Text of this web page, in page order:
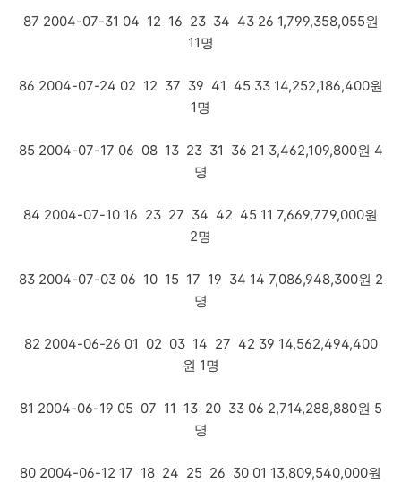
87 2004-07-31 04 12 16 23 34 43 26 1,799,358,055원
11명
86 2004-07-24 02 12 37 39 41 45 33 14,252,186,400원
1명
85 2004-07-17 06 08 13 23 31 36 21 3,462,109,800원 4
명
84 2004-07-10 16 23 27 34 42 45 11 7,669,779,000원
2명
83 2004-07-03 06 10 15 17 19 34 14 7,086,948,300원 2
명
82 2004-06-26 01 02 03 14 27 42 39 14,562,494,400
원 1명
81 2004-06-19 05 07 11 13 20 33 06 2,714,288,880원 5
명
80 2004-06-12 17 18 24 25 26 30 01 13,809,540,000원